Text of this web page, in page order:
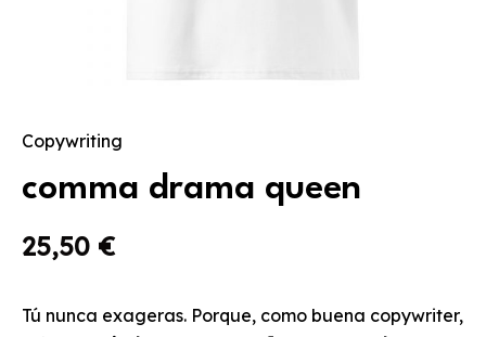
Copywriting
comma drama queen
25,50 €
Tú nunca exageras. Porque, como buena copywriter,